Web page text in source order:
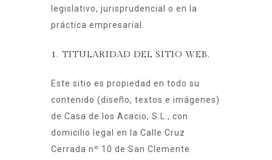
legislativo, jurisprudencial o en la
práctica empresarial.
1. TITULARIDAD DEL SITIO WEB.
Este sitio es propiedad en todo su
contenido (diseño, textos e imágenes)
de Casa de los Acacio, S.L., con
domicilio legal en la Calle Cruz
Cerrada nº 10 de San Clemente